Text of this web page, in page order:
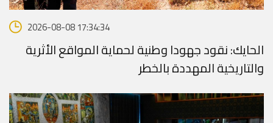
2026-08-08 17:34:34
الحايك: نقود جهودا وطنية لحماية المواقع الأثرية
والتاريخية المهددة بالخطر